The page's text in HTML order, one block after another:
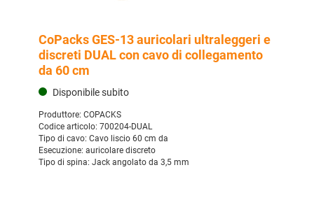
CoPacks GES-13 auricolari ultraleggeri e
discreti DUAL con cavo di collegamento
da 60 cm
Disponibile subito
Produttore: COPACKS
Codice articolo: 700204-DUAL
Tipo di cavo: Cavo liscio 60 cm da
Esecuzione: auricolare discreto
Tipo di spina: Jack angolato da 3,5 mm